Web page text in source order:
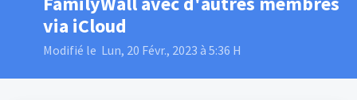
via iCloud
Modifié le Lun, 20 Févr., 2023 à 5:36 H